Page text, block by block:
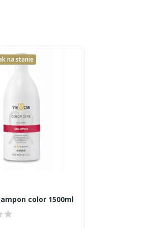
na stanie
color 1500ml